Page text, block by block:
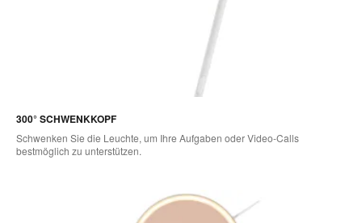
300° SCHWENKKOPF
Schwenken Sie die Leuchte, um Ihre Aufgaben oder Video-Calls
bestmöglich zu unterstützen.